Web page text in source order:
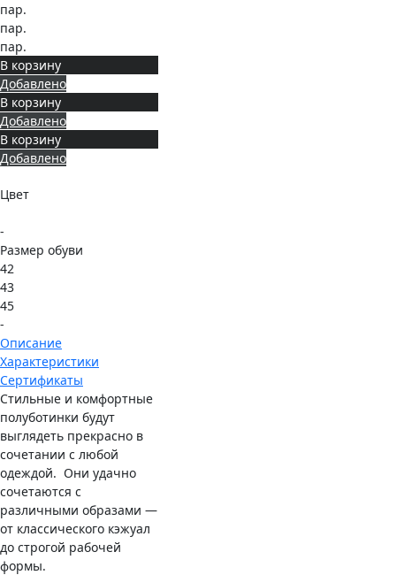
пар.
пар.
пар.
В корзину
Добавлено
В корзину
Добавлено
В корзину
Добавлено
Цвет
-
Размер обуви
42
43
45
-
Описание
Характеристики
Сертификаты
Стильные и комфортные
полуботинки будут
выглядеть прекрасно в
сочетании с любой
одеждой. Они удачно
сочетаются с
различными образами —
от классического кэжуал
до строгой рабочей
формы.